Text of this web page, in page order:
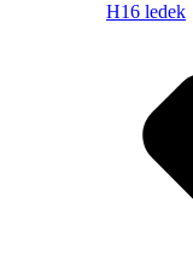
H16 ledek